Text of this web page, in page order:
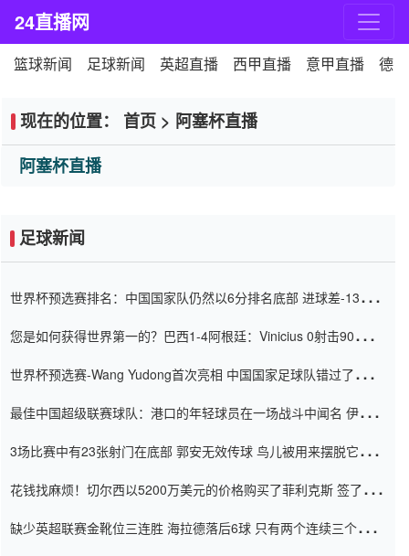
24直播网
篮球新闻 足球新闻 英超直播 西甲直播 意甲直播 德
现在的位置： 首页 > 阿塞杯直播
阿塞杯直播
足球新闻
世界杯预选赛排名：中国国家队仍然以6分排名底部 进球差-13令人
您是如何获得世界第一的？巴西1-4阿根廷：Vinicius 0射击90分钟
世界杯预选赛-Wang Yudong首次亮相 中国国家足球队错过了世界
最佳中国超级联赛球队：港口的年轻球员在一场战斗中闻名 伊万放
3场比赛中有23张射门在底部 郭安无效传球 鸟儿被用来摆脱它
花钱找麻烦！切尔西以5200万美元的价格购买了菲利克斯 签了7年
缺少英超联赛金靴位三连胜 海拉德落后6球 只有两个连续三个连续